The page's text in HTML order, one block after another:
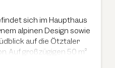
sich im Haupthaus
alpinen Design sowie
auf die Ötztaler
Auf großzügigen 50 m²
Wohn- und